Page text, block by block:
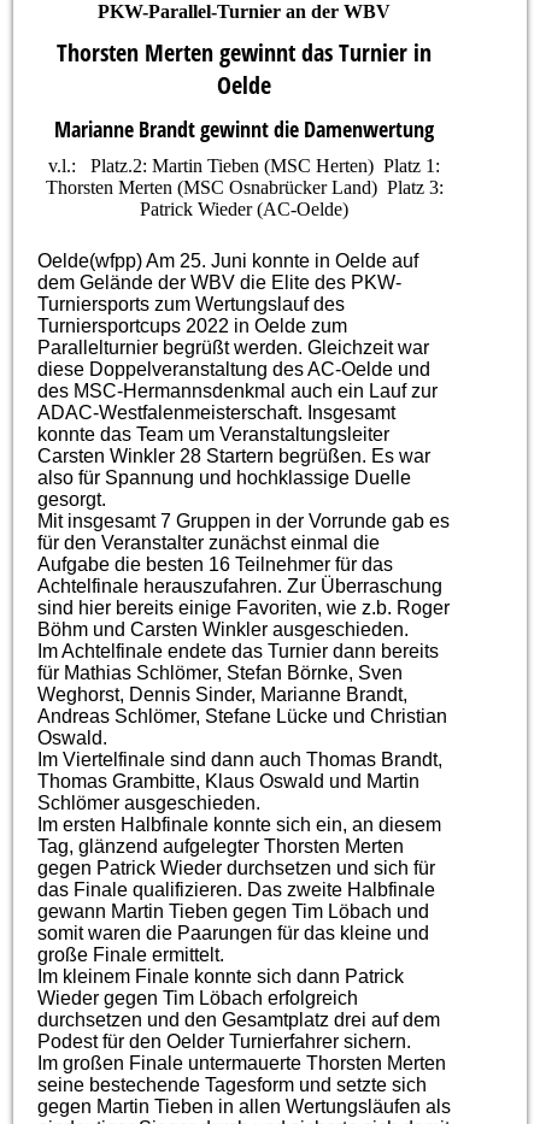
PKW-Parallel-Turnier an der WBV
Thorsten Merten gewinnt das Turnier in
Oelde
Marianne Brandt gewinnt die Damenwertung
v.l.: Platz.2: Martin Tieben (MSC Herten) Platz 1:
Thorsten Merten (MSC Osnabrücker Land) Platz 3:
Patrick Wieder (AC-Oelde)
Oelde(wfpp) Am 25. Juni konnte in Oelde auf
dem Gelände der WBV die Elite des PKW-
Turniersports zum Wertungslauf des
Turniersportcups 2022 in Oelde zum
Parallelturnier begrüßt werden. Gleichzeit war
diese Doppelveranstaltung des AC-Oelde und
des MSC-Hermannsdenkmal auch ein Lauf zur
ADAC-Westfalenmeisterschaft. Insgesamt
konnte das Team um Veranstaltungsleiter
Carsten Winkler 28 Startern begrüßen. Es war
also für Spannung und hochklassige Duelle
gesorgt.
Mit insgesamt 7 Gruppen in der Vorrunde gab es
für den Veranstalter zunächst einmal die
Aufgabe die besten 16 Teilnehmer für das
Achtelfinale herauszufahren. Zur Überraschung
sind hier bereits einige Favoriten, wie z.b. Roger
Böhm und Carsten Winkler ausgeschieden.
Im Achtelfinale endete das Turnier dann bereits
für Mathias Schlömer, Stefan Börnke, Sven
Weghorst, Dennis Sinder, Marianne Brandt,
Andreas Schlömer, Stefane Lücke und Christian
Oswald.
Im Viertelfinale sind dann auch Thomas Brandt,
Thomas Grambitte, Klaus Oswald und Martin
Schlömer ausgeschieden.
Im ersten Halbfinale konnte sich ein, an diesem
Tag, glänzend aufgelegter Thorsten Merten
gegen Patrick Wieder durchsetzen und sich für
das Finale qualifizieren. Das zweite Halbfinale
gewann Martin Tieben gegen Tim Löbach und
somit waren die Paarungen für das kleine und
große Finale ermittelt.
Im kleinem Finale konnte sich dann Patrick
Wieder gegen Tim Löbach erfolgreich
durchsetzen und den Gesamtplatz drei auf dem
Podest für den Oelder Turnierfahrer sichern.
Im großen Finale untermauerte Thorsten Merten
seine bestechende Tagesform und setzte sich
gegen Martin Tieben in allen Wertungsläufen als